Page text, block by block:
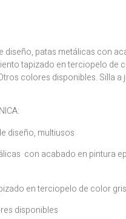
diseño, patas metálicas con
tapizado en terciopelo de
colores disponibles. Silla a
diseño, multiusos
con acabado en pintura
en terciopelo de color
disponibles